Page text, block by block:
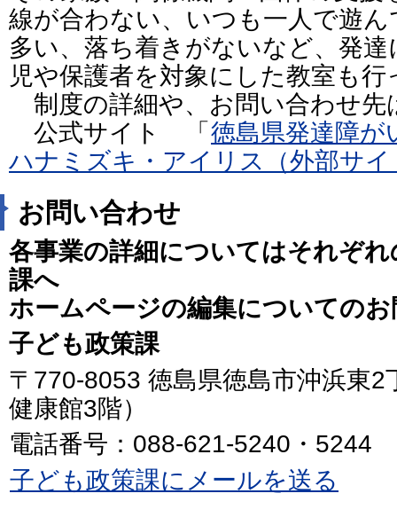
線が合わない、いつも一人で遊
多い、落ち着きがないなど、発
児や保護者を対象にした教室も
制度の詳細や、お問い合わせ
公式サイト 「 徳島県発達障が
ハナミズキ・アイリス（外部サイ
お問い合わせ
各事業の詳細についてはそれぞ
課へ
ホームページの編集についての
子ども政策課
〒770-8053 徳島県徳島市沖浜東
健康館3階）
電話番号：088-621-5240・5244
子ども政策課にメールを送る